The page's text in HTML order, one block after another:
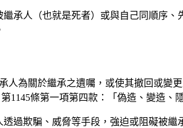
承人（也就是死者）或與自己同順序
人為關於繼承之遺囑，或使其撤回或
1145條第一項第四款：「偽造、變造、
過欺騙、威脅等手段，強迫或阻礙被